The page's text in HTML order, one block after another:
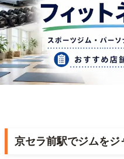
京セラ前駅でジムをジ